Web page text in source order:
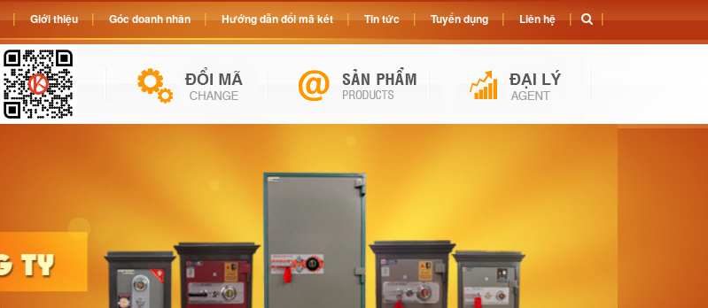
Giới thiệu Góc doanh nhân Hướng dẫn đổi mã két Tin tức Tuyển dụng Liên hệ